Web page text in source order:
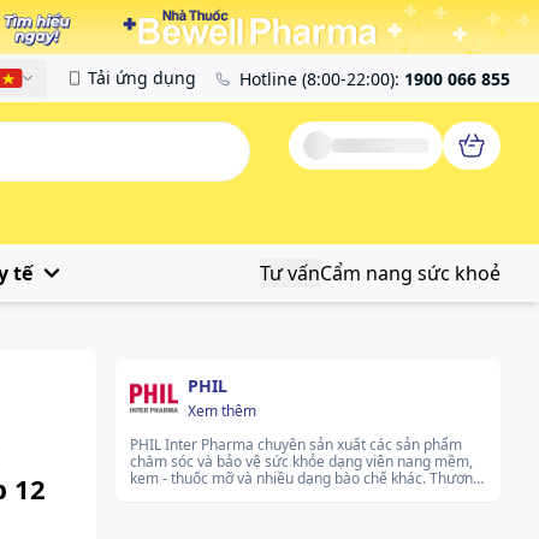
Việt Tải ứng dụng Hotline (8:00-22:00): 1900 066 855
tế Tư vấnCẩm nang sức khoẻ
12
PHIL
Xem thêm
PHIL Inter Pharma chuyên sản xuất các sản phẩm
chăm sóc và bảo vệ sức khỏe dạng viên nang mềm,
kem - thuốc mỡ và nhiều dạng bào chế khác. Thương